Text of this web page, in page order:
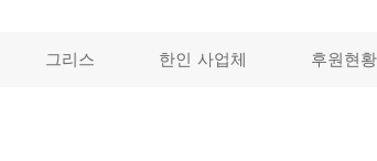
그리스 한인 사업체 후원현황